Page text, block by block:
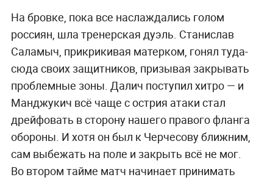
На бровке, пока все наслаждались голом
россиян, шла тренерская дуэль. Станислав
Саламыч, прикрикивая матерком, гонял туда-
сюда своих защитников, призывая закрывать
проблемные зоны. Далич поступил хитро — и
Манджукич всё чаще с острия атаки стал
дрейфовать в сторону нашего правого фланга
обороны. И хотя он был к Черчесову ближним,
сам выбежать на поле и закрыть всё не мог.
Во втором тайме матч начинает принимать